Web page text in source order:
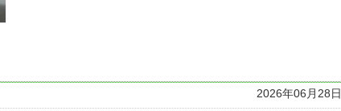
2026年06月28日